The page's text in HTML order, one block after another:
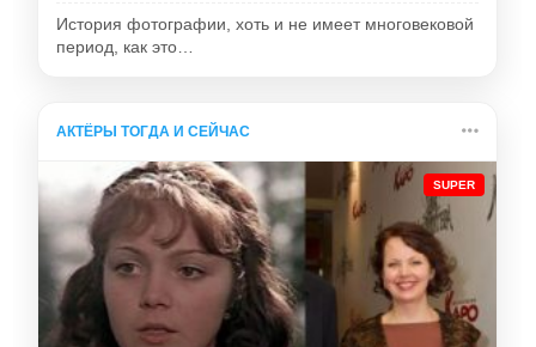
История фотографии, хоть и не имеет многовековой
период, как это…
АКТЁРЫ ТОГДА И СЕЙЧАС
SUPER